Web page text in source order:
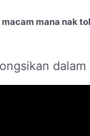
mana nak